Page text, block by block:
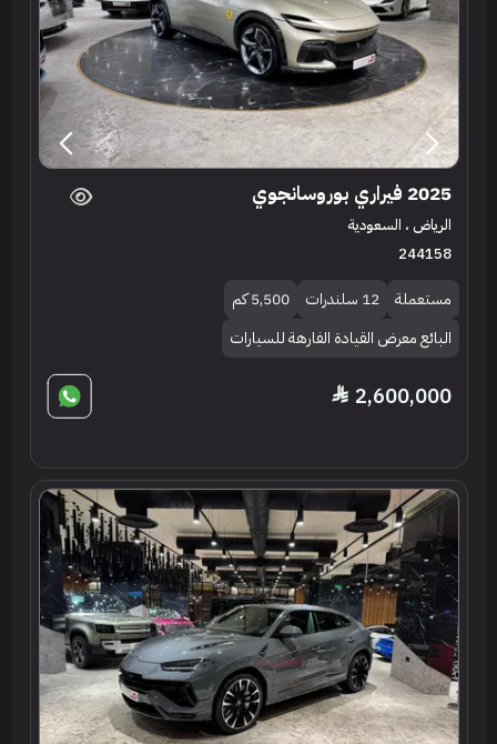
2025 فيراري بوروسانجوي
الرياض ، السعودية
244158
مستعملة 12 سلندرات
5,500 كم
البائع معرض القيادة الفارهة للسيارات
2,600,000